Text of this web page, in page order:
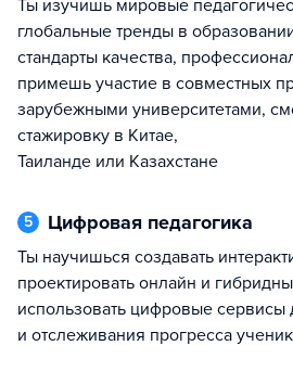
ты изучишь мировые педагогические практики,
глобальные тренды в
стандарты качества,
примешь участие в совместных
зарубежными университетами,
стажировку в Китае,
Таиланде или Казахстане
5 Цифровая педагогика
ты научишься создавать интерактивные тренажеры,
проектировать онлайн и
использовать цифровые сервисы
и отслеживания прогресса